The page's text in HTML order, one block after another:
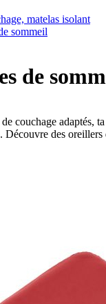
matelas isolant
sommeil
de
couchage adaptés,
Découvre des
de l'humidité et un
gonfler ton matelas
compression qui